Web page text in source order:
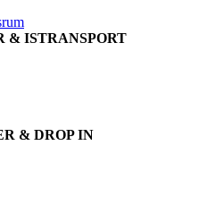
& ISTRANSPORT
& DROP IN